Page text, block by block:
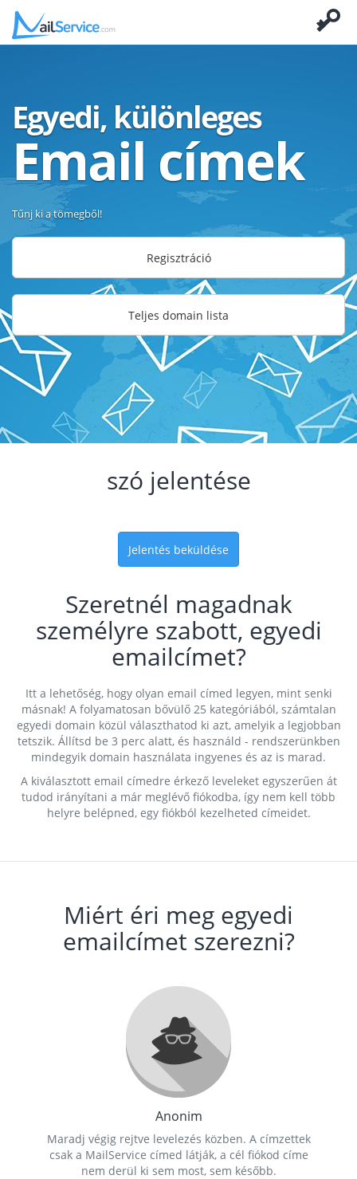
Egyedi, különleges
Email címek
Tűnj ki a tömegből!
Regisztráció
Teljes domain lista
szó jelentése
Jelentés beküldése
Szeretnél magadnak
személyre szabott, egyedi
emailcímet?
Itt a lehetőség, hogy olyan email címed legyen, mint senki
másnak! A folyamatosan bővülő 25 kategóriából, számtalan
egyedi domain közül választhatod ki azt, amelyik a legjobban
tetszik. Állítsd be 3 perc alatt, és használd - rendszerünkben
mindegyik domain használata ingyenes és az is marad.
A kiválasztott email címedre érkező leveleket egyszerűen át
tudod irányítani a már meglévő fiókodba, így nem kell több
helyre belépned, egy fiókból kezelheted címeidet.
Miért éri meg egyedi
emailcímet szerezni?
Anonim
Maradj végig rejtve levelezés közben. A címzettek
csak a MailService címed látják, a cél fiókod címe
nem derül ki sem most, sem később.